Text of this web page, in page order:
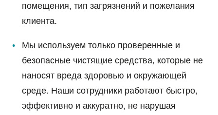
помещения, тип загрязнений и пожелания
клиента.
Мы используем только проверенные и
безопасные чистящие средства, которые не
наносят вреда здоровью и окружающей
среде. Наши сотрудники работают быстро,
эффективно и аккуратно, не нарушая